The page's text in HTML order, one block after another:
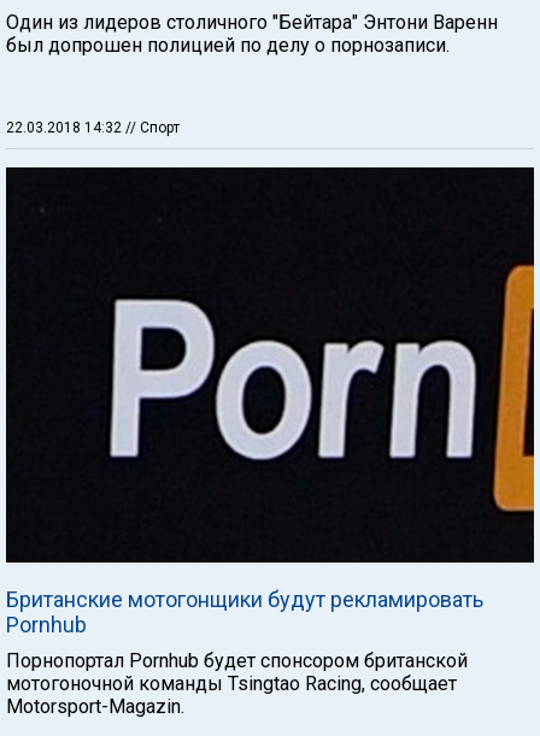
Один из лидеров столичного "Бейтара" Энтони Варенн
был допрошен полицией по делу о порнозаписи.
22.03.2018 14:32 // Спорт
Британские мотогонщики будут рекламировать
Pornhub
Порнопортал Pornhub будет спонсором британской
мотогоночной команды Tsingtao Racing, сообщает
Motorsport-Magazin.